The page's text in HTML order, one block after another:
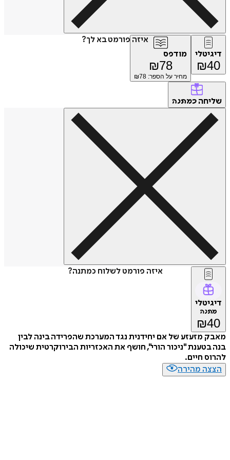
איזה פורמט בא לך?
₪
מודפס
₪
מחיר על הספר: ₪78
כמתנה
איזה פורמט לשלוח כמתנה?
₪
מזעזע של אם יחידנית נגד המערכת שהפרידה בינה לבין
"ניכור הורי", חושף את האכזריות הבירוקרטית שיכולה
חיים.
מהירה